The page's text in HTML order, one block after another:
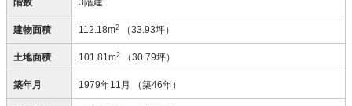
階数 3階建
建物面積 112.18m2 （33.93坪）
土地面積 101.81m2 （30.79坪）
築年月 1979年11月 （築46年）